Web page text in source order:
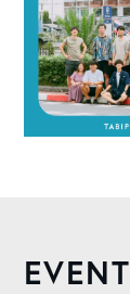
EVENT